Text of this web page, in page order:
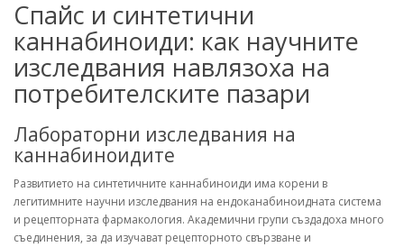
Спайс и синтетични
каннабиноиди: как научните
изследвания навлязоха на
потребителските пазари
Лабораторни изследвания на
каннабиноидите
Развитието на синтетичните каннабиноиди има корени в
легитимните научни изследвания на ендоканабиноидната система
и рецепторната фармакология. Академични групи създадоха много
съединения, за да изучават рецепторното свързване и